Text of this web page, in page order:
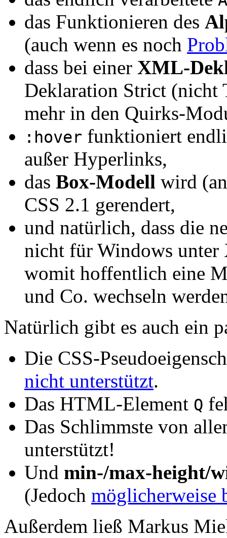
das Funktionieren des
(auch wenn es noch
dass bei einer XML-
Deklaration Strict (nicht
mehr in den Quirks-
:hover funktioniert
außer Hyperlinks,
das Box-Modell wird
CSS 2.1 gerendert,
und natürlich, dass die
nicht für Windows unter
womit hoffentlich eine
und Co. wechseln
Natürlich gibt es auch ein
Die CSS-
nicht unterstützt.
Das HTML-Element Q
Das Schlimmste von
unterstützt!
Und min-/max-height/
(Jedoch möglicherweise
Außerdem ließ Markus